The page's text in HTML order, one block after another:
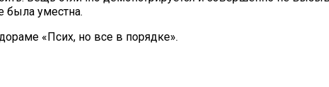
была уместна.
«Псих, но все в порядке».